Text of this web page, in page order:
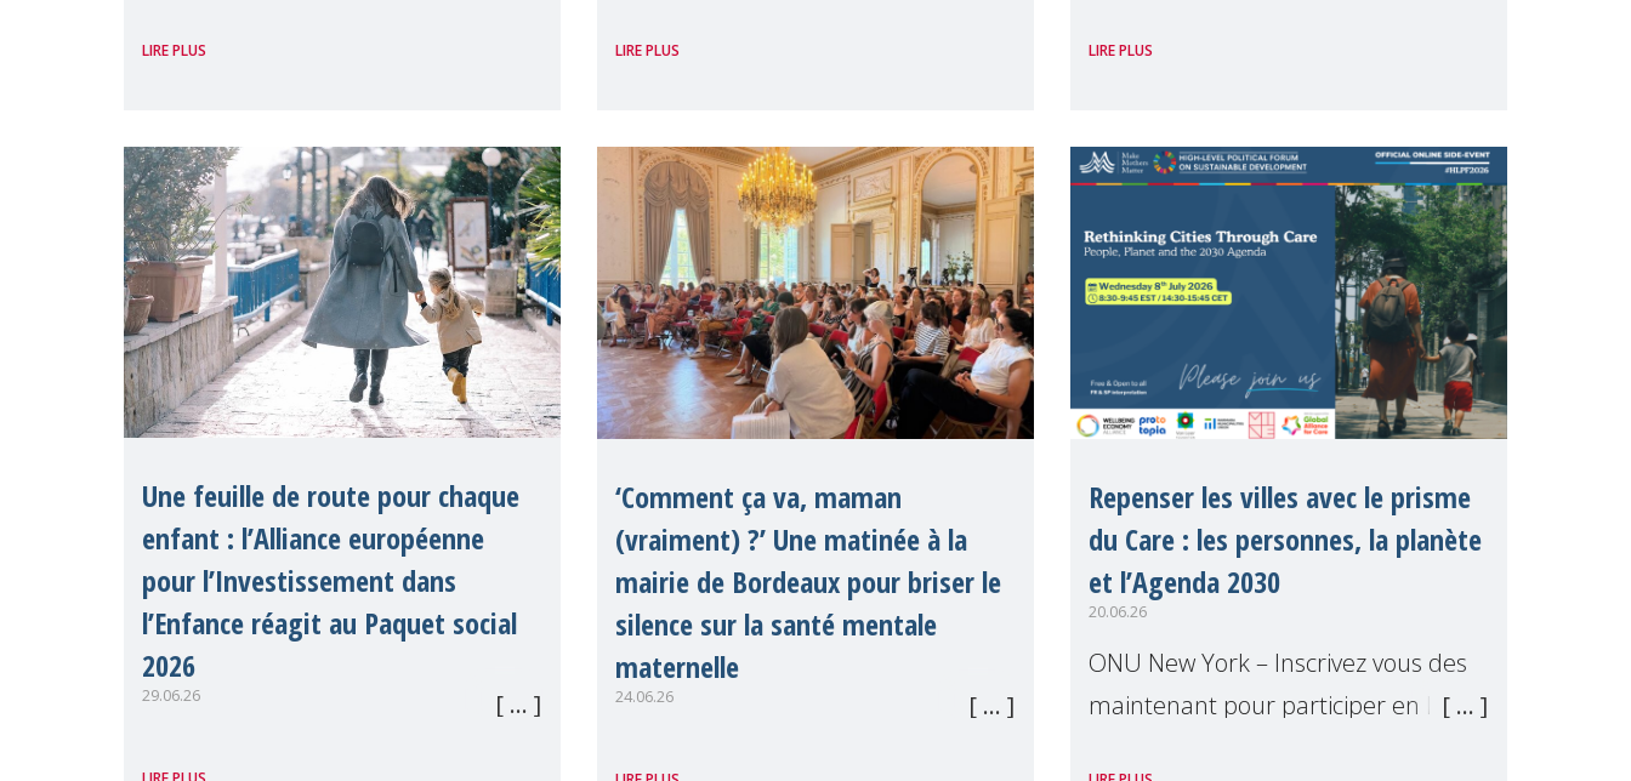
avons organisé en marge du Forum
Nations Unies, D
LIRE PLUS
rapport ONU exclusivement
détentrices de droits. Présenté par
Reem Alsalem, the Ra
LIRE PLUS
Widows Rights International, en
LIRE PLUS
Une feuille de route pour chaque
enfant : l’Alliance européenne
pour l’Investissement dans
l’Enfance réagit au Paquet social
2026
29.06.26
‘Comment ça va, maman
(vraiment) ?’ Une matinée à la
mairie de Bordeaux pour briser le
silence sur la santé mentale
maternelle
24.06.26
Repenser les villes avec le prisme
du Care : les personnes, la planète
et l’Agenda 2030
20.06.26
ONU New York – Inscrivez vous des
maintenant pour participer en ligne